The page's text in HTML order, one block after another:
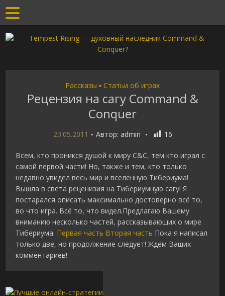
Рассказы • Статьи об играх
Рецензия на сагу Command &
Conquer
23.05.2011 Автор: admin 16
Всем, кто проникся душой к миру C&C, тем кто играл с
самой первой части! Но, также и тем, кто только
недавно увидел весь мир и вселенную Тибериума!
Вышла в света реценизия на Тибериумную сагу! Я
постарался описать максимально достоверно всё то,
во что игра. Всё то, что видел.Предлагаю Вашему
вниманию несколько частей, рассказывающих о мире
Тибериума: Первая часть Вторая часть Пока я написал
только две, но продолжение следует! Ждём Ваших
комментариев!